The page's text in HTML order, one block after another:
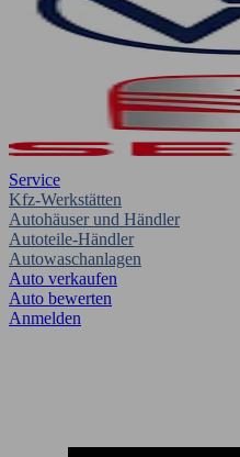
Service
Kfz-Werkstätten
Autohäuser und Händler
Autoteile-Händler
Autowaschanlagen
Auto verkaufen
Auto bewerten
Anmelden